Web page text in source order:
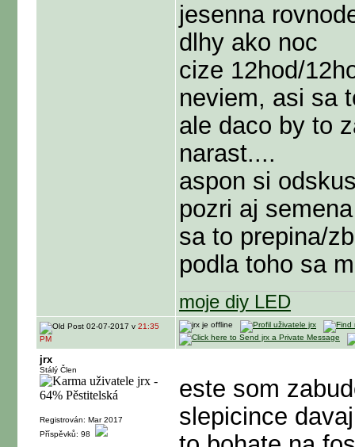
jesenna
dlhy ako noc
cize 12hod/
neviem, asi sa
ale daco by to
narast....
aspon si
pozri aj
sa to prepina/
podla toho sa
moje diy LED
02-07-2017 v 21:35
PM
jrx
Stálý Člen
Registrován: Mar 2017
Příspěvků: 98
este som
slepicince